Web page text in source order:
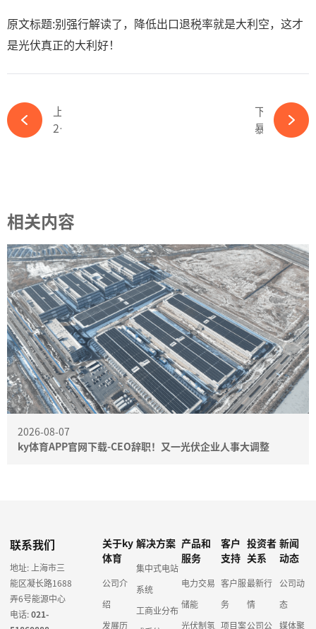
原文标题:别强行解读了，降低出口退税率就是大利空，这才
是光伏真正的大利好！
25.9%！三季度巨亏的BC龙头爱旭股价逆市上涨-ky体育APP官网下载
下一篇
暴涨105.8%！又一光伏市场“暴走”-ky体育APP官网下载
相关内容
2026-08-07
ky体育APP官网下载-CEO辞职！又一光伏企业人事大调整
联系我们
地址: 上海市三
能区凝长路1688
弄6号能源中心
电话:021-
关于ky
体育
公司介
绍
发展历
解决方案
集中式电站
系统
工商业分布
产品和
服务
电力交易
储能
光伏制氢
客户
支持
客户服
务
项目案
投资者
关系
最新行
情
公司公
新闻
动态
公司动
态
媒体聚